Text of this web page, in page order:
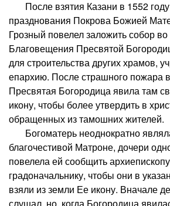
После взятия Казани в 1552
празднования Покрова Божией
Грозный повелел заложить собор
Благовещения Пресвятой
для строительства других храмов,
епархию. После страшного пожара
Пресвятая Богородица явила там
икону, чтобы более утвердить в
обращенных из тамошних жителей.
Богоматерь неоднократно
благочестивой Матроне, дочери
повелела ей сообщить
градоначальнику, чтобы они в
взяли из земли Ее икону. Вначале
слушал, но, когда Богородица